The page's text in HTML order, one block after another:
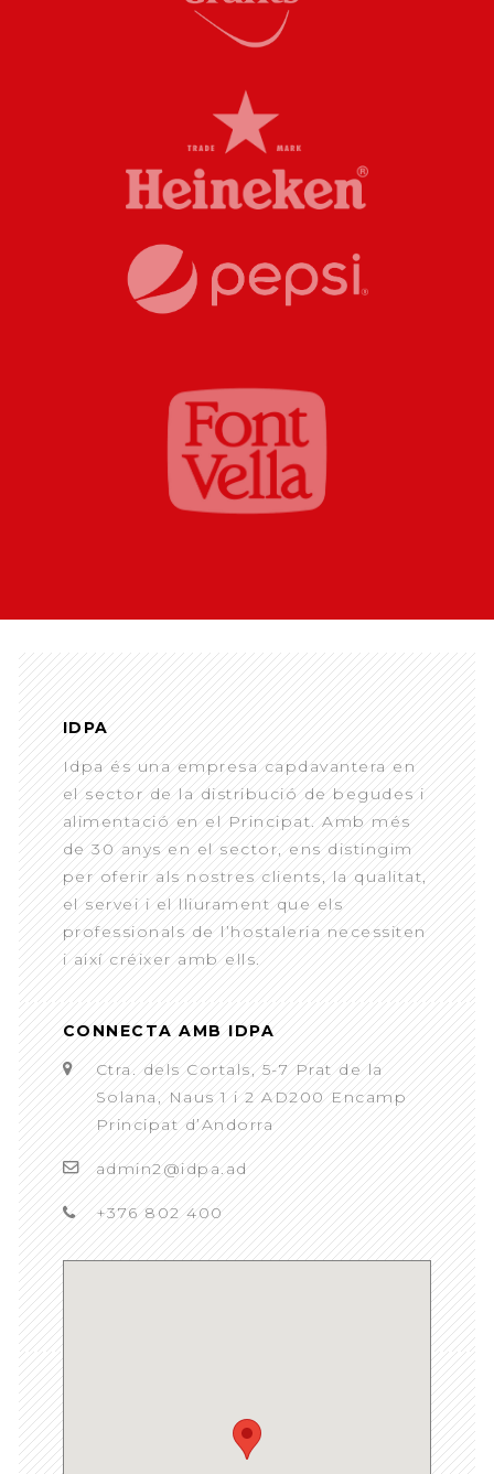
IDPA
Idpa és una empresa capdavantera en
el sector de la distribució de begudes i
alimentació en el Principat. Amb més
de 30 anys en el sector, ens distingim
per oferir als nostres clients, la qualitat,
el servei i el lliurament que els
professionals de l’hostaleria necessiten
i així créixer amb ells.
CONNECTA AMB IDPA
Ctra. dels Cortals, 5-7 Prat de la
Solana, Naus 1 i 2 AD200 Encamp
Principat d’Andorra
admin2@idpa.ad
+376 802 400